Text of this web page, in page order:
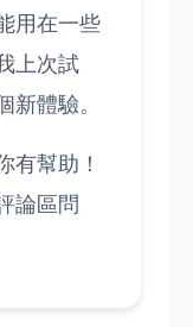
用在一些
上次試
新體驗。
有幫助！
論區問